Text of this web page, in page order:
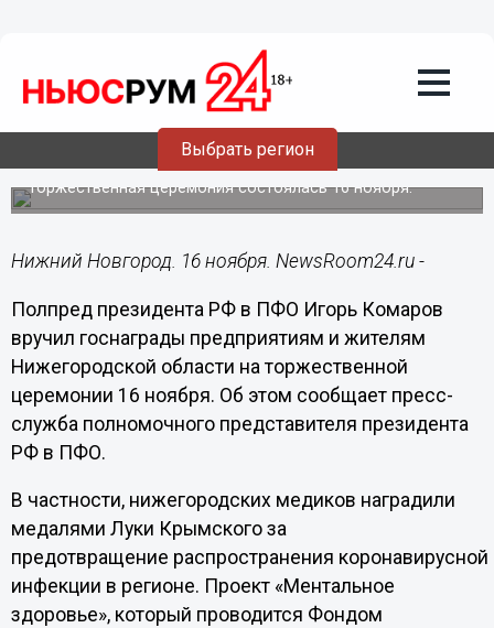
Выбрать регион
Игорь Комаров вручил госнаграды
предприятиям и жителям
Нижегородской области
Торжественная церемония состоялась 16 ноября.
Нижний Новгород. 16 ноября. NewsRoom24.ru -
Полпред президента РФ в ПФО Игорь Комаров
вручил госнаграды предприятиям и жителям
Нижегородской области на торжественной
церемонии 16 ноября. Об этом сообщает пресс-
служба полномочного представителя президента
РФ в ПФО.
В частности, нижегородских медиков наградили
медалями Луки Крымского за
предотвращение распространения коронавирусной
инфекции в регионе. Проект «Ментальное
здоровье», который проводится Фондом